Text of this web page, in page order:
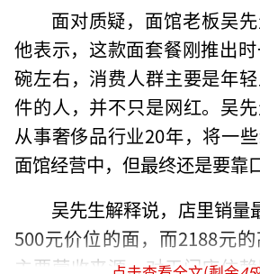
面对质疑，面馆老板吴先
他表示，这款面套餐刚推出
碗左右，消费人群主要是年
件的人，并不只是网红。吴
从事奢侈品行业20年，将一
面馆经营中，但最终还是要靠
吴先生解释说，店里销量
500元价位的面，而2188元
主要营收来源。对于门店依